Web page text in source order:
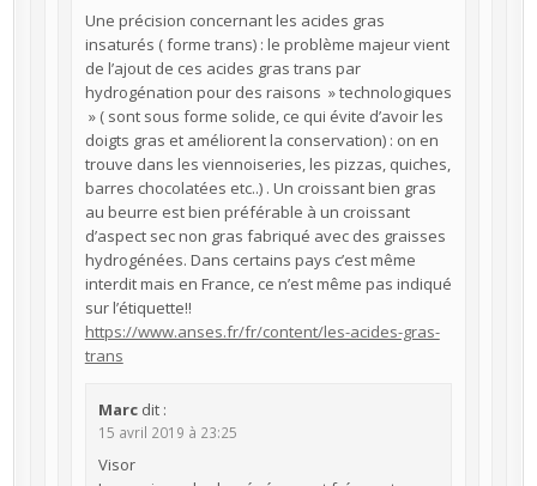
Une précision concernant les acides gras
insaturés ( forme trans) : le problème majeur vient
de l’ajout de ces acides gras trans par
hydrogénation pour des raisons » technologiques
» ( sont sous forme solide, ce qui évite d’avoir les
doigts gras et améliorent la conservation) : on en
trouve dans les viennoiseries, les pizzas, quiches,
barres chocolatées etc..) . Un croissant bien gras
au beurre est bien préférable à un croissant
d’aspect sec non gras fabriqué avec des graisses
hydrogénées. Dans certains pays c’est même
interdit mais en France, ce n’est même pas indiqué
sur l’étiquette!!
https://www.anses.fr/fr/content/les-acides-gras-
trans
Marc dit :
15 avril 2019 à 23:25
Visor